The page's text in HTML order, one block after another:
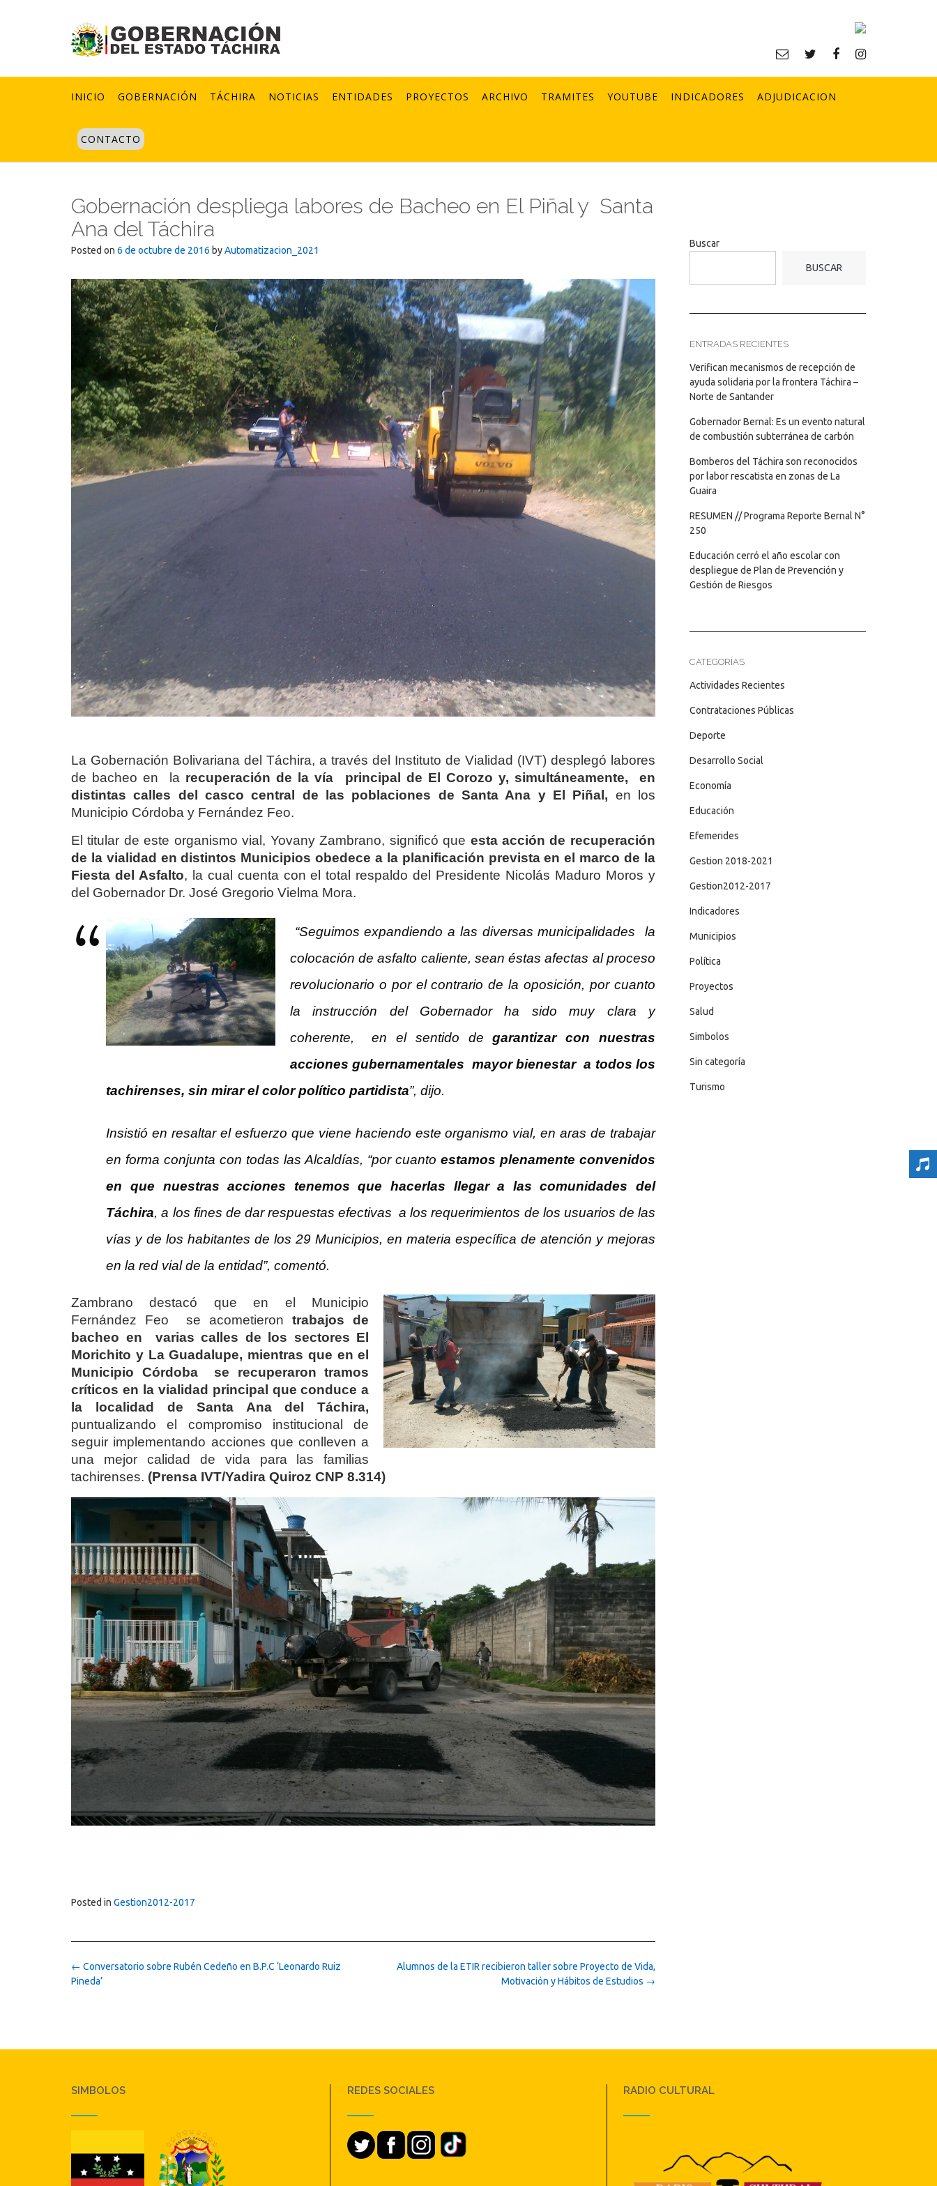
INICIO GOBERNACIÓN TÁCHIRA NOTICIAS ENTIDADES PROYECTOS ARCHIVO TRAMITES YOUTUBE INDICADORES ADJUDICACION
CONTACTO
Gobernación despliega labores de Bacheo en El Piñal y Santa
Ana del Táchira
Posted on 6 de octubre de 2016 byAutomatizacion_2021
La Gobernación Bolivariana del Táchira, a través del Instituto de Vialidad (IVT) desplegó labores
de bacheo en la recuperación de la vía principal de El Corozo y, simultáneamente, en
distintas calles del casco central de las poblaciones de Santa Ana y El Piñal, en los
Municipio Córdoba y Fernández Feo.
El titular de este organismo vial, Yovany Zambrano, significó que esta acción de recuperación
de la vialidad en distintos Municipios obedece a la planificación prevista en el marco de la
Fiesta del Asfalto, la cual cuenta con el total respaldo del Presidente Nicolás Maduro Moros y
del Gobernador Dr. José Gregorio Vielma Mora.
“Seguimos expandiendo a las diversas municipalidades la
colocación de asfalto caliente, sean éstas afectas al proceso
revolucionario o por el contrario de la oposición, por cuanto
la instrucción del Gobernador ha sido muy clara y
coherente, en el sentido degarantizar con nuestras
acciones gubernamentales mayor bienestar a todos los
tachirenses, sin mirar el color político partidista”, dijo.
Insistió en resaltar el esfuerzo que viene haciendo este organismo vial, en aras de trabajar
en forma conjunta con todas las Alcaldías, “por cuanto estamos plenamente convenidos
en que nuestras acciones tenemos que hacerlas llegar a las comunidades del
Táchira, a los fines de dar respuestas efectivas a los requerimientos de los usuarios de las
vías y de los habitantes de los 29 Municipios, en materia específica de atención y mejoras
en la red vial de la entidad”, comentó.
Zambrano destacó que en el Municipio
Fernández Feo se acometierontrabajos de
bacheo en varias calles de los sectores El
Morichito y La Guadalupe, mientras que en el
Municipio Córdoba se recuperaron tramos
críticos en la vialidad principal que conduce a
la localidad de Santa Ana del Táchira,
puntualizando el compromiso institucional de
seguir implementando acciones que conlleven a
una mejor calidad de vida para las familias
tachirenses. (Prensa IVT/Yadira Quiroz CNP 8.314)
Posted in Gestion2012-2017
Post
navigation
Alumnos de la ETIR recibieron taller sobre Proyecto de Vida,
Motivación y Hábitos de Estudios →
← Conversatorio sobre Rubén Cedeño en B.P.C ‘Leonardo Ruiz
Pineda’
Buscar
BUSCAR
ENTRADAS RECIENTES
Verifican mecanismos de recepción de
ayuda solidaria por la frontera Táchira –
Norte de Santander
Gobernador Bernal: Es un evento natural
de combustión subterránea de carbón
Bomberos del Táchira son reconocidos
por labor rescatista en zonas de La
Guaira
RESUMEN // Programa Reporte Bernal N°
250
Educación cerró el año escolar con
despliegue de Plan de Prevención y
Gestión de Riesgos
CATEGORÍAS
Actividades Recientes
Contrataciones Públicas
Deporte
Desarrollo Social
Economía
Educación
Efemerides
Gestion 2018-2021
Gestion2012-2017
Indicadores
Municipios
Política
Proyectos
Salud
Simbolos
Sin categoría
Turismo
SIMBOLOS REDES SOCIALES RADIO CULTURAL